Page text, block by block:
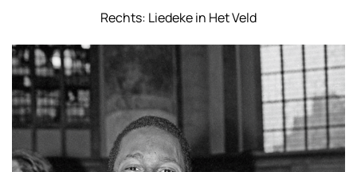
Rechts: Liedeke in Het Veld